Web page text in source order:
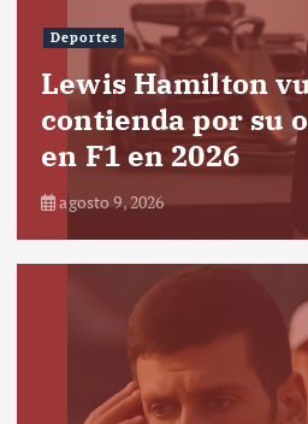
Deportes
Lewis Hamilton
contienda por su
en F1 en 2026
agosto 9, 2026